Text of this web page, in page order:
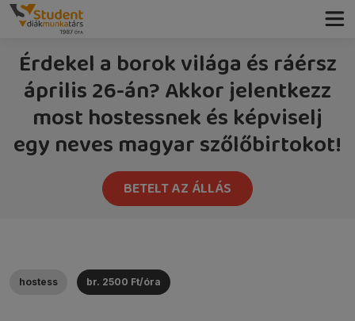
Érdekel a borok világa és ráérsz
április 26-án? Akkor jelentkezz
most hostessnek és képviselj
egy neves magyar szőlőbirtokot!
BETELT AZ ÁLLÁS
hostess br. 2500 Ft/óra